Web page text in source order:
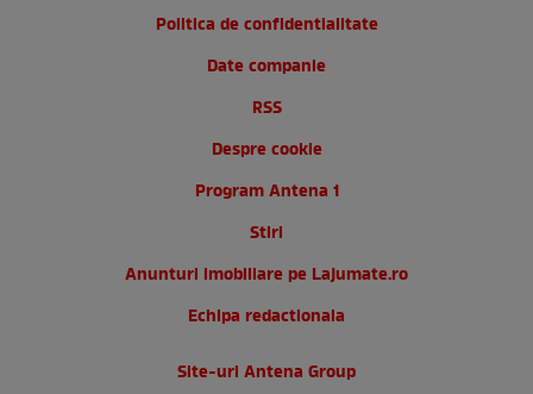
Politica de confidentialitate
Date companie
RSS
Despre cookie
Program Antena 1
Stiri
Anunturi imobiliare pe Lajumate.ro
Echipa redactionala
Site-uri Antena Group